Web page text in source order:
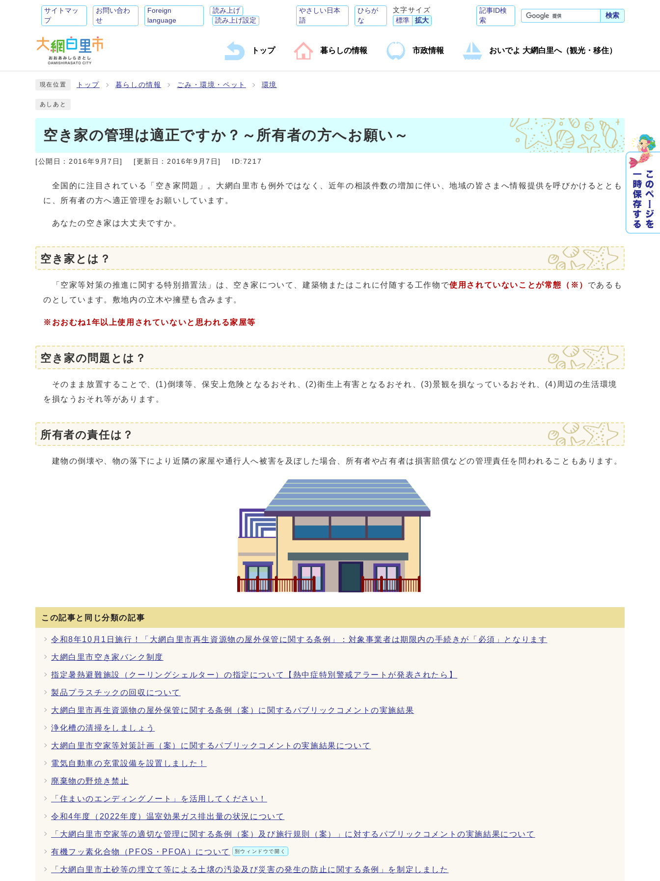
サイトマッ
プ
お問い合わ
せ
Foreign
language
読み上げ
読み上げ設定
やさしい日本
語
ひらが
な
文字サイズ
標準
拡大
記事ID検
索
検索
トップ 暮らしの情報 市政情報 おいでよ 大網白里へ（観光・移住）
現在位置 トップ 暮らしの情報 ごみ・環境・ペット 環境
あしあと
空き家の管理は適正ですか？～所有者の方へお願い～
[公開日： 2016年9月7日] [更新日：2016年9月7日] ID:7217
全国的に注目されている「空き家問題」。大網白里市も例外ではなく、近年の相談件数の増加に伴い、地域の皆さまへ情報提供を呼びかけるととも
に、所有者の方へ適正管理をお願いしています。
あなたの空き家は大丈夫ですか。
空き家とは？
「空家等対策の推進に関する特別措置法」は、空き家について、建築物またはこれに付随する工作物で使用されていないことが常態（※） であるも
のとしています。敷地内の立木や擁壁も含みます。
※おおむね1年以上使用されていないと思われる家屋等
空き家の問題とは？
そのまま放置することで、(1)倒壊等、保安上危険となるおそれ、(2)衛生上有害となるおそれ、(3)景観を損なっているおそれ、(4)周辺の生活環境
を損なうおそれ等があります。
所有者の責任は？
建物の倒壊や、物の落下により近隣の家屋や通行人へ被害を及ぼした場合、所有者や占有者は損害賠償などの管理責任を問われることもあります。
この記事と同じ分類の記事
令和8年10月1日施行！「大網白里市再生資源物の屋外保管に関する条例」：対象事業者は期限内の手続きが「必須」となります
大網白里市空き家バンク制度
指定暑熱避難施設（クーリングシェルター）の指定について【熱中症特別警戒アラートが発表されたら】
製品プラスチックの回収について
大網白里市再生資源物の屋外保管に関する条例（案）に関するパブリックコメントの実施結果
浄化槽の清掃をしましょう
大網白里市空家等対策計画（案）に関するパブリックコメントの実施結果について
電気自動車の充電設備を設置しました！
廃棄物の野焼き禁止
「住まいのエンディングノート」を活用してください！
令和4年度（2022年度）温室効果ガス排出量の状況について
「大網白里市空家等の適切な管理に関する条例（案）及び施行規則（案）」に対するパブリックコメントの実施結果について
有機フッ素化合物（PFOS・PFOA）について 別ウィンドウで開く
「大網白里市土砂等の埋立て等による土壌の汚染及び災害の発生の防止に関する条例」を制定しました